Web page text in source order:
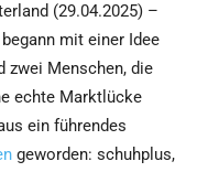
(29.04.2025) –
begann mit einer Idee
zwei Menschen, die
echte Marktlücke
ein führendes
geworden: schuhplus,